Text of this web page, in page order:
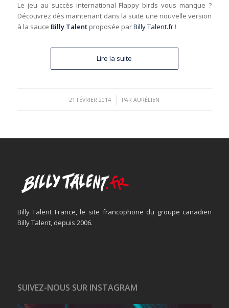
Le jeu au succès international Flappy birds vous manque ?
Découvrez dès maintenant dans la suite une nouvelle version
à la sauce Billy Talentproposée parBilly Talent.fr!
Lire la suite
21 FÉVRIER 2014
/ PARAURÉLIEN
Billy Talent France, le site francophone du groupe canadien
Billy Talent, depuis 2006.
SUIVEZ-NOUS SUR INSTAGRAM